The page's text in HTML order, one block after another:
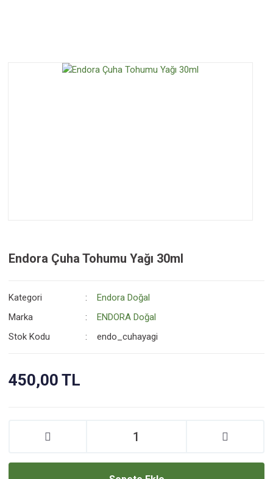
Endora Çuha Tohumu Yağı 30ml
Kategori
Endora Doğal
Marka
ENDORA Doğal
Stok Kodu
endo_cuhayagi
450,00 TL